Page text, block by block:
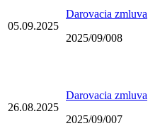
05.09.2025
Darovacia zmluva
2025/09/008
26.08.2025
Darovacia zmluva
2025/09/007